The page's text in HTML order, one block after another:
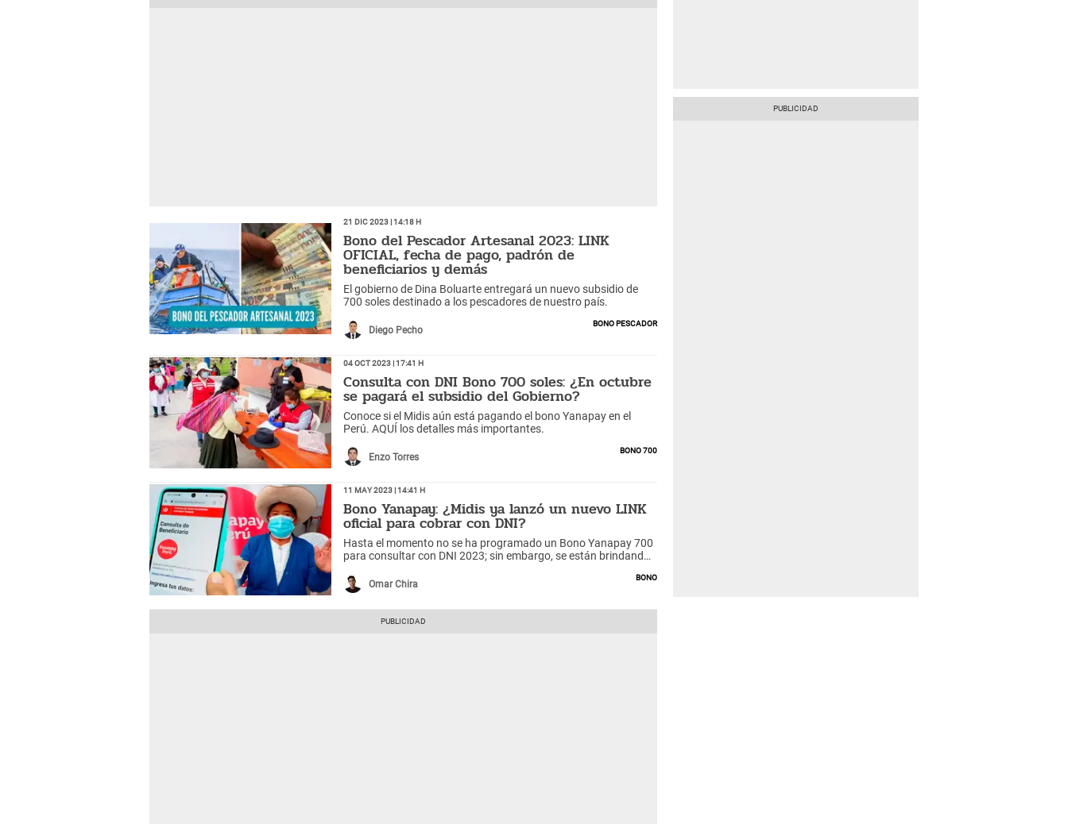
21 Dic 2023 | 14:18 h
Bono del Pescador Artesanal 2023: LINK
OFICIAL, fecha de pago, padrón de
beneficiarios y demás
El gobierno de Dina Boluarte entregará un nuevo subsidio de
700 soles destinado a los pescadores de nuestro país.
Diego Pecho
Bono Pescador
04 Oct 2023 | 17:41 h
Consulta con DNI Bono 700 soles: ¿En octubre
se pagará el subsidio del Gobierno?
Conoce si el Midis aún está pagando el bono Yanapay en el
Perú. AQUÍ los detalles más importantes.
Enzo Torres
Bono 700
11 May 2023 | 14:41 h
Bono Yanapay: ¿Midis ya lanzó un nuevo LINK
oficial para cobrar con DNI?
Hasta el momento no se ha programado un Bono Yanapay 700
para consultar con DNI 2023; sin embargo, se están brindando
Omar Chira
Bono